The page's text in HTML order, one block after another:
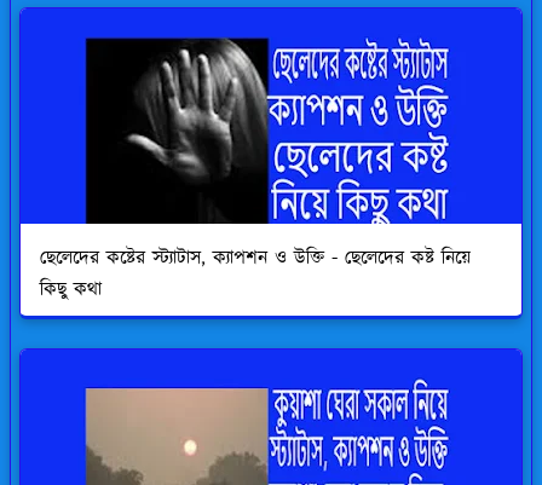
ছেলেদের কষ্টের স্ট্যাটাস, ক্যাপশন ও উক্তি - ছেলেদের কষ্ট নিয়ে
কিছু কথা